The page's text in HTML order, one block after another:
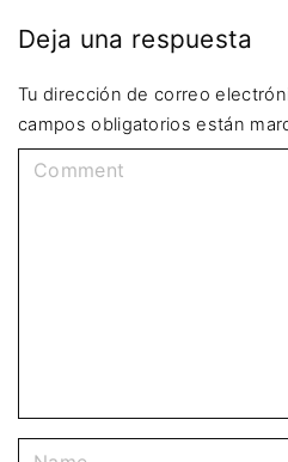
Deja una respuesta
Tu dirección de correo
campos obligatorios están